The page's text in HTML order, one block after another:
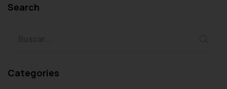
Search
Categories